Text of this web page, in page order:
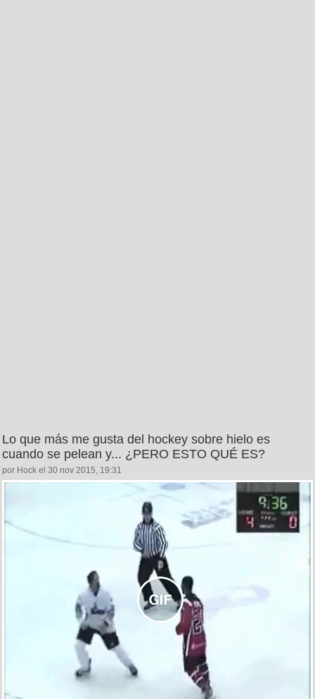
Lo que más me gusta del hockey sobre hielo es
cuando se pelean y... ¿PERO ESTO QUÉ ES?
por Hock el 30 nov 2015, 19:31